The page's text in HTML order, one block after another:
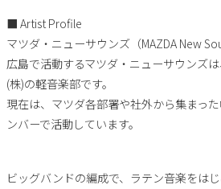
■ Artist Profile
マツダ・ニューサウンズ（MAZDA New
広島で活動するマツダ・ニューサウンズ
(株)の軽音楽部です。
現在は、マツダ各部署や社外から集まっ
ンバーで活動しています。
ビッグバンドの編成で、ラテン音楽をは